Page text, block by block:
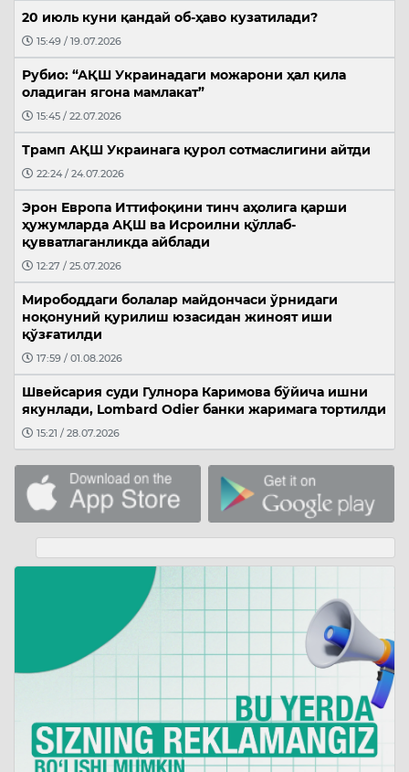
20 июль куни қандай об-ҳаво кузатилади?
15:49 / 19.07.2026
Рубио: “АҚШ Украинадаги можарони ҳал қила
оладиган ягона мамлакат”
15:45 / 22.07.2026
Трамп АҚШ Украинага қурол сотмаслигини айтди
22:24 / 24.07.2026
Эрон Европа Иттифоқини тинч аҳолига қарши
ҳужумларда АҚШ ва Исроилни қўллаб-
қувватлаганликда айблади
12:27 / 25.07.2026
Мирободдаги болалар майдончаси ўрнидаги
ноқонуний қурилиш юзасидан жиноят иши
қўзғатилди
17:59 / 01.08.2026
Швейсария суди Гулнора Каримова бўйича ишни
якунлади, Lombard Odier банки жаримага тортилди
15:21 / 28.07.2026